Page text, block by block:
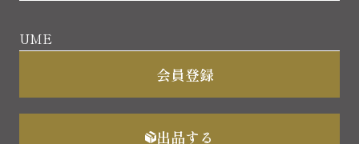
UME
会員登録
出品する